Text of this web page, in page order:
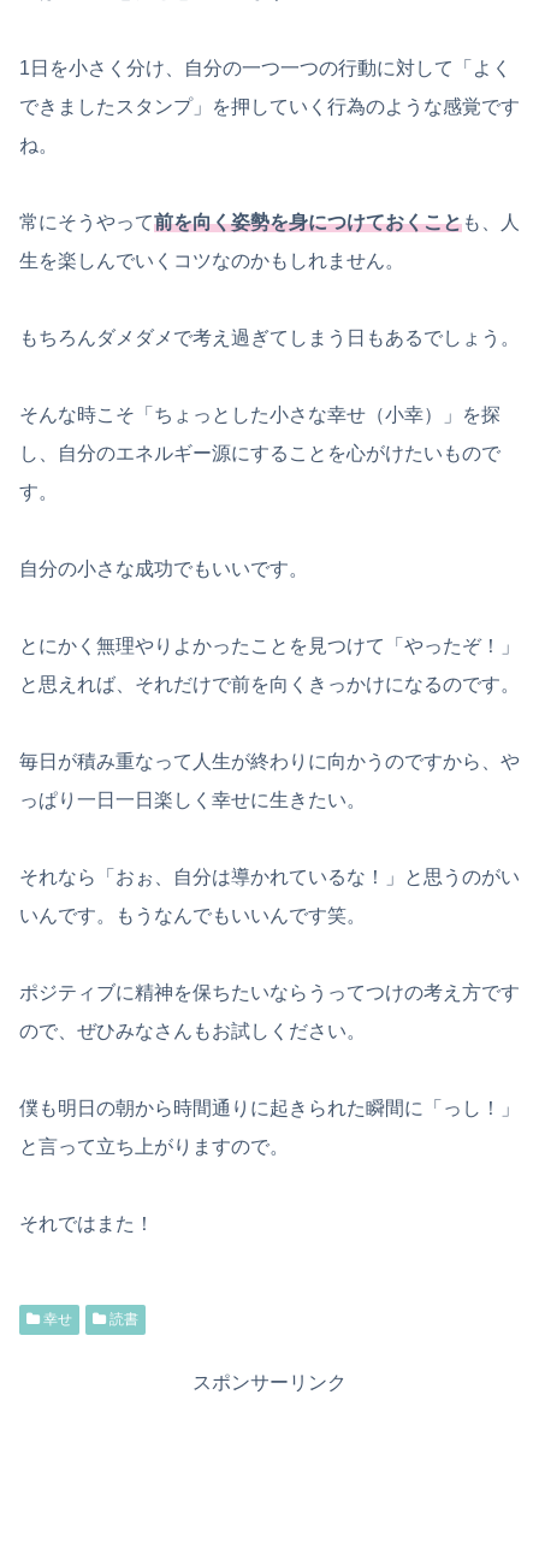
1日を小さく分け、自分の一つ一つの行動に対して「よく
できましたスタンプ」を押していく行為のような感覚です
ね。
常にそうやって前を向く姿勢を身につけておくことも、人
生を楽しんでいくコツなのかもしれません。
もちろんダメダメで考え過ぎてしまう日もあるでしょう。
そんな時こそ「ちょっとした小さな幸せ（小幸）」を探
し、自分のエネルギー源にすることを心がけたいもので
す。
自分の小さな成功でもいいです。
とにかく無理やりよかったことを見つけて「やったぞ！」
と思えれば、それだけで前を向くきっかけになるのです。
毎日が積み重なって人生が終わりに向かうのですから、や
っぱり一日一日楽しく幸せに生きたい。
それなら「おぉ、自分は導かれているな！」と思うのがい
いんです。もうなんでもいいんです笑。
ポジティブに精神を保ちたいならうってつけの考え方です
ので、ぜひみなさんもお試しください。
僕も明日の朝から時間通りに起きられた瞬間に「っし！」
と言って立ち上がりますので。
それではまた！
幸せ 読書
スポンサーリンク